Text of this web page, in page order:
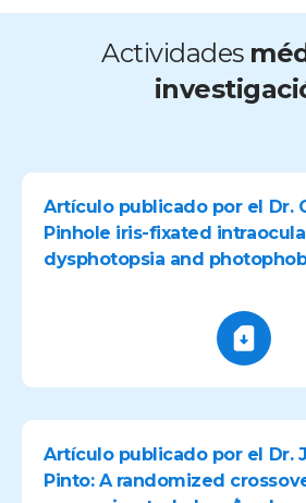
Actividades
Artículo publicado por el Dr.
Pinhole iris-fixated
dysphotopsia and
Artículo publicado por el Dr.
Pinto: A randomized